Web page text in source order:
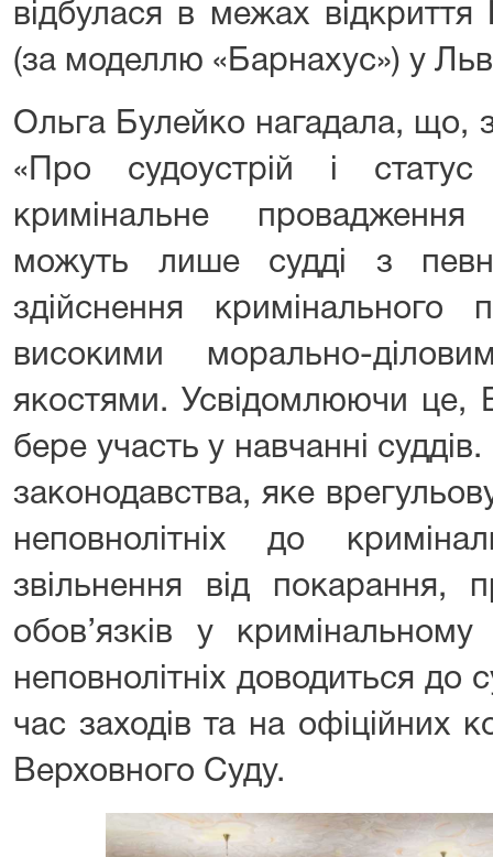
відбулася в межах
(за моделлю «Барнахус») у
Ольга Булейко нагадала, що,
«Про судоустрій і статус
кримінальне
можуть лише судді з
здійснення
високими морально-
якостями. Усвідомлюючи це,
бере участь у навчанні
законодавства, яке
неповнолітніх до
звільнення від покарання,
обов’язків у кримінальному
неповнолітніх доводиться до
час заходів та на офіційних
Верховного Суду.